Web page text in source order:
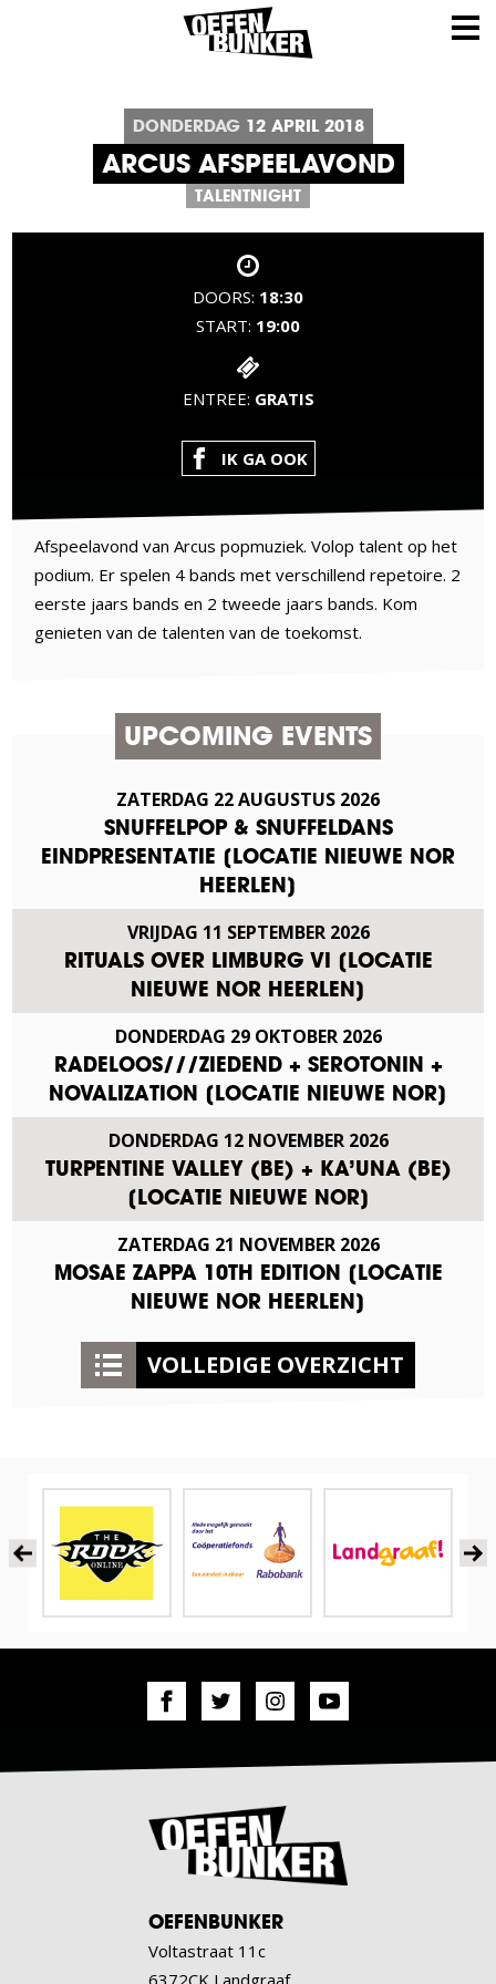
DONDERDAG 12 APRIL 2018
ARCUS AFSPEELAVOND
TALENTNIGHT
DOORS: 18:30
START: 19:00
ENTREE: GRATIS
IK GA OOK
Afspeelavond van Arcus popmuziek. Volop talent op het
podium. Er spelen 4 bands met verschillend repetoire. 2
eerste jaars bands en 2 tweede jaars bands. Kom
genieten van de talenten van de toekomst.
UPCOMING EVENTS
ZATERDAG 22AUGUSTUS 2026
SNUFFELPOP & SNUFFELDANS
EINDPRESENTATIE [LOCATIE NIEUWE NOR
HEERLEN]
VRIJDAG 11 SEPTEMBER 2026
RITUALS OVER LIMBURG VI [LOCATIE
NIEUWE NOR HEERLEN]
DONDERDAG 29 OKTOBER 2026
RADELOOS///ZIEDEND + SEROTONIN +
NOVALIZATION [LOCATIE NIEUWE NOR]
DONDERDAG 12 NOVEMBER 2026
TURPENTINE VALLEY (BE) + KA’UNA (BE)
[LOCATIE NIEUWE NOR]
ZATERDAG 21 NOVEMBER 2026
MOSAE ZAPPA 10TH EDITION [LOCATIE
NIEUWE NOR HEERLEN]
VOLLEDIGE OVERZICHT
OEFENBUNKER
Voltastraat 11c
6372CK Landgraaf